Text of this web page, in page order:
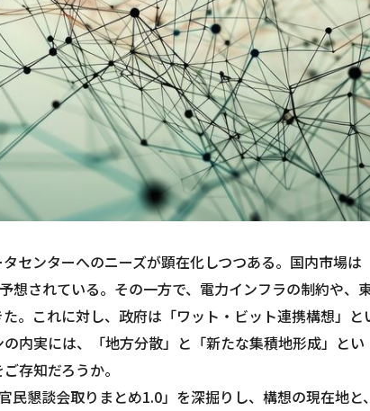
センターへのニーズが顕在化しつつある。国内市場は
想されている。その一方で、電力インフラの制約や、
。これに対し、政府は「ワット・ビット連携構想」と
内実には、「地方分散」と「新たな集積地形成」とい
存知だろうか。
懇談会取りまとめ1.0」を深掘りし、構想の現在地と、